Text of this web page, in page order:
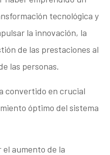
tecnológica y
la innovación, la
de las prestaciones al
las personas.
convertido en crucial
óptimo del sistema
aumento de la